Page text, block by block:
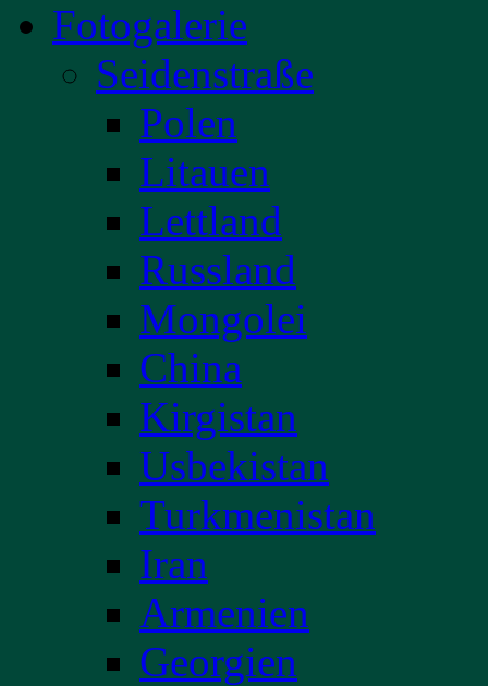
Fotogalerie
Seidenstraße
Polen
Litauen
Lettland
Russland
Mongolei
China
Kirgistan
Usbekistan
Turkmenistan
Iran
Armenien
Georgien